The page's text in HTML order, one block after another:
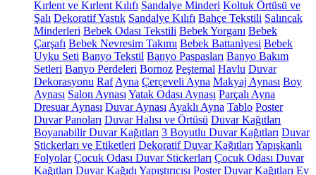
Kırlent ve Kırlent Kılıfı Sandalye Minderi Koltuk Örtüsü ve
Şalı Dekoratif Yastık Sandalye Kılıfı Bahçe Tekstili Salıncak
Minderleri Bebek Odası Tekstili Bebek Yorganı Bebek
Çarşafı Bebek Nevresim Takımı Bebek Battaniyesi Bebek
Uyku Seti Banyo Tekstil Banyo Paspasları Banyo Bakım
Setleri Banyo Perdeleri Bornoz Peştemal Havlu Duvar
Dekorasyonu Raf Ayna Çerçeveli Ayna Makyaj Aynası Boy
Aynası Salon Aynası Yatak Odası Aynası Parçalı Ayna
Dresuar Aynası Duvar Aynası Ayaklı Ayna Tablo Poster
Duvar Panoları Duvar Halısı ve Örtüsü Duvar Kağıtları
Boyanabilir Duvar Kağıtları 3 Boyutlu Duvar Kağıtları Duvar
Stickerları ve Etiketleri Dekoratif Duvar Kağıtları Yapışkanlı
Folyolar Çocuk Odası Duvar Stickerları Çocuk Odası Duvar
Kağıtları Duvar Kağıdı Yapıştırıcısı Poster Duvar Kağıtları Ev